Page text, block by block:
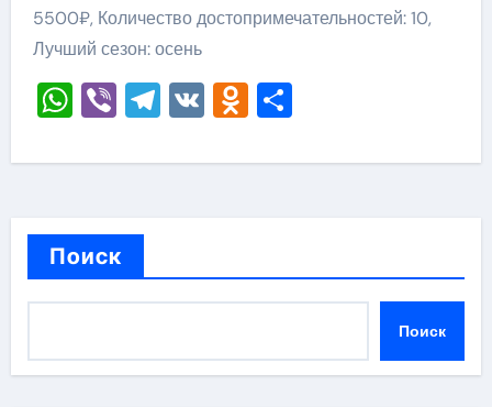
5500₽, Количество достопримечательностей: 10,
Лучший сезон: осень
WhatsApp
ViberTelegram
VKOdnoklassniki
Отправить
Поиск
Поиск